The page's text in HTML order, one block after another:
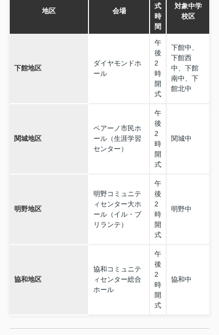
地区 会場
式
時
間
対象中学
校区
下館地区
ダイヤモンドホ
ール
午
後
2
時
開
式
下館中、
下館西
中、下館
南中、下
館北中
関城地区
ペアーノ市民ホ
ール（生涯学習
センター）
午
後
2
時
開
式
関城中
明野地区
明野コミュニテ
ィセンター大ホ
ール（イル・ブ
リランテ）
午
後
2
時
開
式
明野中
協和地区
協和コミュニテ
ィセンター総合
ホール
午
後
2
時
開
式
協和中